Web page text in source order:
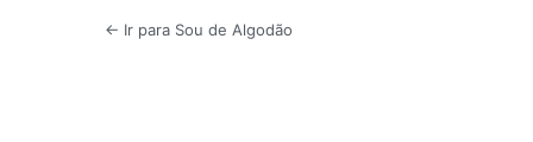
← Ir para Sou de Algodão